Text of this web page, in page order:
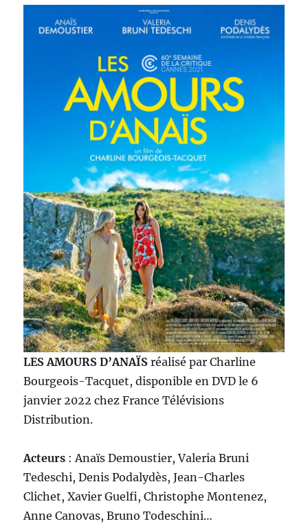
LES AMOURS D’ANAÏS réalisé par Charline
Bourgeois-Tacquet, disponible en DVD le 6
janvier 2022 chez France Télévisions
Distribution.
Acteurs : Anaïs Demoustier, Valeria Bruni
Tedeschi, Denis Podalydès, Jean-Charles
Clichet, Xavier Guelfi, Christophe Montenez,
Anne Canovas, Bruno Todeschini…